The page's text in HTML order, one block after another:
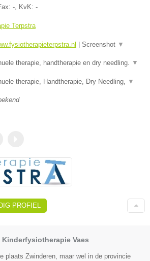
- , KvK: -
Terpstra
Screenshot ▼
therapie, handtherapie en dry needling. ▼
therapie, Handtherapie, Dry Needling, ▼
PROFIEL
Vaes
plaats Zwinderen, maar wel in de provincie